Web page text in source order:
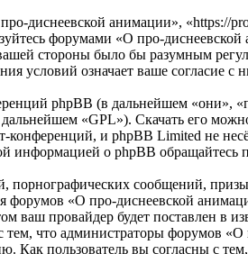
анимации», «https://
форумами «О про-
стороны было бы разумным
условий означает ваше согласие с
phpBB (в дальнейшем «они»,
дальнейшем «GPL»). Скачать его
и phpBB Limited не
информацией о phpBB обращайтесь
сообщений,
форумов «О про-диснеевской
провайдер будет поставлен в
что администраторы форумов
пользователь вы согласны с